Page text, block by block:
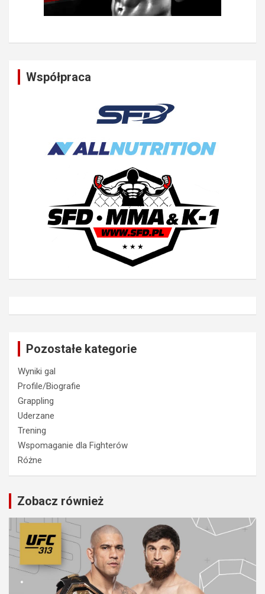
Współpraca
Pozostałe kategorie
Wyniki gal
Profile/Biografie
Grappling
Uderzane
Trening
Wspomaganie dla Fighterów
Różne
Zobacz również